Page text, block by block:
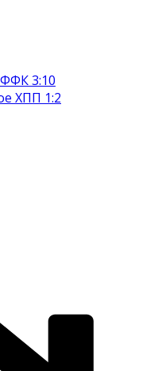
3:10
ХПП 1:2